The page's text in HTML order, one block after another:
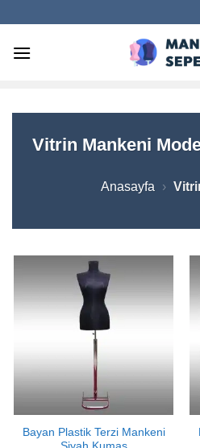
Vitrin Mankeni
Anasayfa ›
Bayan Plastik Terzi Mankeni